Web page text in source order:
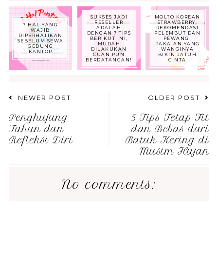
7 HAL YANG
WAJIB
DIPERHATIKAN
SEBELUM SEWA
GEDUNG
KANTOR
SUKSES JADI
RESELLER
ADALAH
DENGAN 7 TIPS
BERIKUT INI,
MUDAH
DILAKUKAN
CUAN PUN
BERDATANGAN!
MOLTO KOREAN
STRAWBERRY,
REKOMENDASI
PELEMBUT DAN
PEWANGI
PAKAIAN YANG
WANGINYA
BIKIN JATUH
CINTA
NEWER POST
Penghujung
Tahun dan
Refleksi Diri
OLDER POST
5 Tips Tetap Fit
dan Bebas dari
Batuk Kering di
Musim Hujan
No comments: